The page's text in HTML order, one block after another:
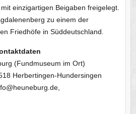
einzigartigen Beigaben freigelegt.
zu einem der
Friedhöfe in Süddeutschland.
(Fundmuseum im Ort)
Herbertingen-Hundersingen